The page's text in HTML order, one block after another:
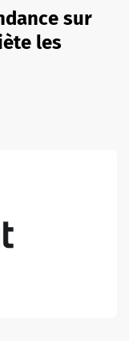
sur
les